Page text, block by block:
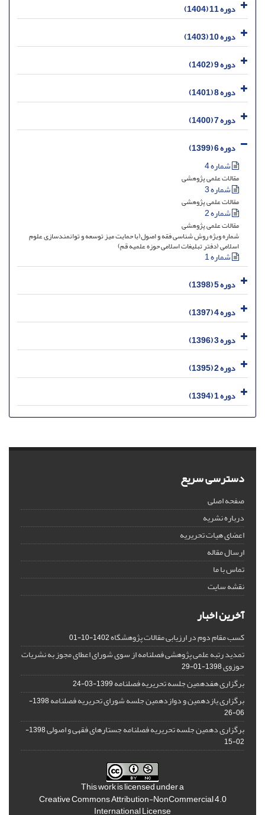
دوره 11 (1404)
دوره 10 (1403)
دوره 9 (1402)
دوره 8 (1401)
دوره 7 (1400)
دوره 6 (1399)
شماره 4
مقالات علمی پژوهشی
شماره 3
مقالات علمی پژوهشی
شماره 2
مقالات علمی پژوهشی
شماره ویژه روش شناسی فقه و اصول(با حمایت میز توسعه و توانمندسازی علوم
اسلامی (دفتر تبلیغات اسلامی حوزه علمیه قم)
شماره 1
دوره 5 (1398)
دوره 4 (1397)
دوره 3 (1396)
دوره 2 (1395)
دوره 1 (1394)
دسترسی سریع
صفحه اصلی
درباره نشریه
اعضای هیات تحریریه
ارسال مقاله
تماس با ما
نقشه سایت
آخرین اخبار
کسب مقام دوم در ارزیابی مقالات پژوهشگاه1402-10-01
تمدید رتبه علمی پژوهشی فصلنامه از سوی شورای اعطای مجوز به نشریات
حوزوی1398-01-29
برگزاری هفدهمین جلسه تحریریه فصلنامه1399-03-24
برگزاری یازدهمین و دوازدهمین جلسه شورای تحریریه فصلنامه
1398-
06-26
برگزاری دهمین جلسه تحریریه فصلنامه جستارهای فقهی و اصولی
1398-
02-15
This work is licensed under a
Creative Commons Attribution-NonCommercial 4.0
International License